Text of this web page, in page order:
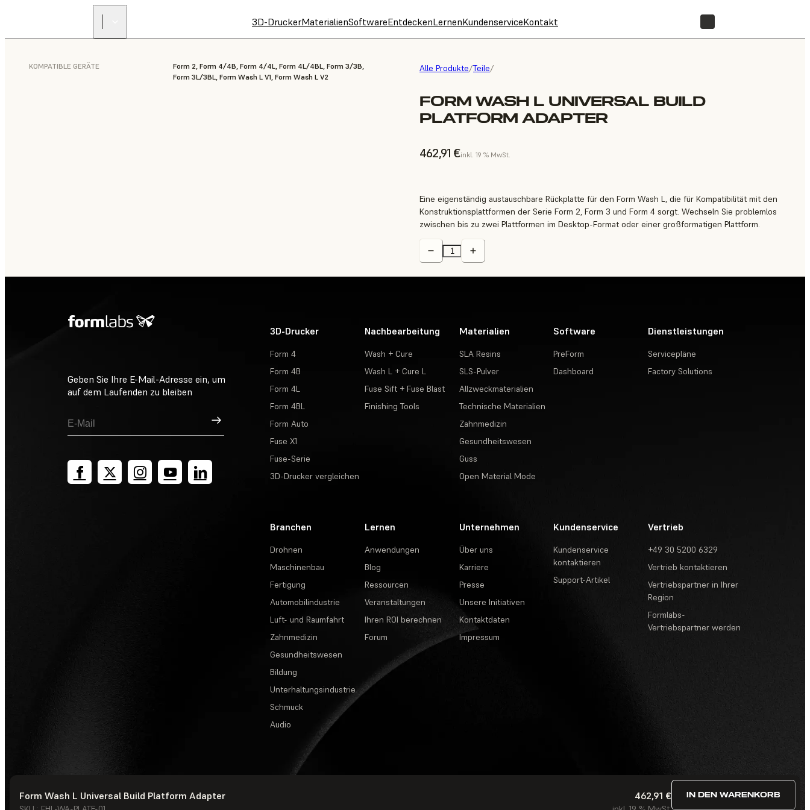
3D-DruckerMaterialienSoftwareEntdeckenLernenKundenserviceKontakt
Alle Produkte/Teile/
FORM WASH L UNIVERSAL BUILD
PLATFORM ADAPTER
462,91 €inkl. 19 % MwSt.
KOMPATIBLE GERÄTE
Form 2, Form 4/4B, Form 4/4L, Form 4L/4BL, Form 3/3B,
Form 3L/3BL, Form Wash L V1, Form Wash L V2
Eine eigenständig austauschbare Rückplatte für den Form Wash L, die für Kompatibilität mit den
Konstruktionsplattformen der Serie Form 2, Form 3 und Form 4 sorgt. Wechseln Sie problemlos
zwischen bis zu zwei Plattformen im Desktop-Format oder einer großformatigen Plattform.
Form Wash L Universal Build Platform Adapter 462,91 € IN DEN WARENKORB
Geben Sie Ihre E-Mail-Adresse ein, um
auf dem Laufenden zu bleiben
Registrieren
3D-Drucker
Form 4
Form 4B
Form 4L
Form 4BL
Form Auto
Fuse X1
Fuse-Serie
3D-Drucker vergleichen
Nachbearbeitung
Wash + Cure
Wash L + Cure L
Fuse Sift + Fuse Blast
Finishing Tools
Materialien
SLA Resins
SLS-Pulver
Allzweckmaterialien
Technische Materialien
Zahnmedizin
Gesundheitswesen
Guss
Open Material Mode
Software
PreForm
Dashboard
Dienstleistungen
Servicepläne
Factory Solutions
Branchen
Drohnen
Maschinenbau
Fertigung
Automobilindustrie
Luft- und Raumfahrt
Zahnmedizin
Gesundheitswesen
Bildung
Unterhaltungsindustrie
Schmuck
Audio
Lernen
Anwendungen
Blog
Ressourcen
Veranstaltungen
Ihren ROI berechnen
Forum
Unternehmen
Über uns
Karriere
Presse
Unsere Initiativen
Kontaktdaten
Impressum
Kundenservice
Kundenservice
kontaktieren
Support-Artikel
Vertrieb
+49 30 5200 6329
Vertrieb kontaktieren
Vertriebspartner in Ihrer
Region
Formlabs-
Vertriebspartner werden
© Formlabs 2026 Wettbewerbe und Gewinnspiele